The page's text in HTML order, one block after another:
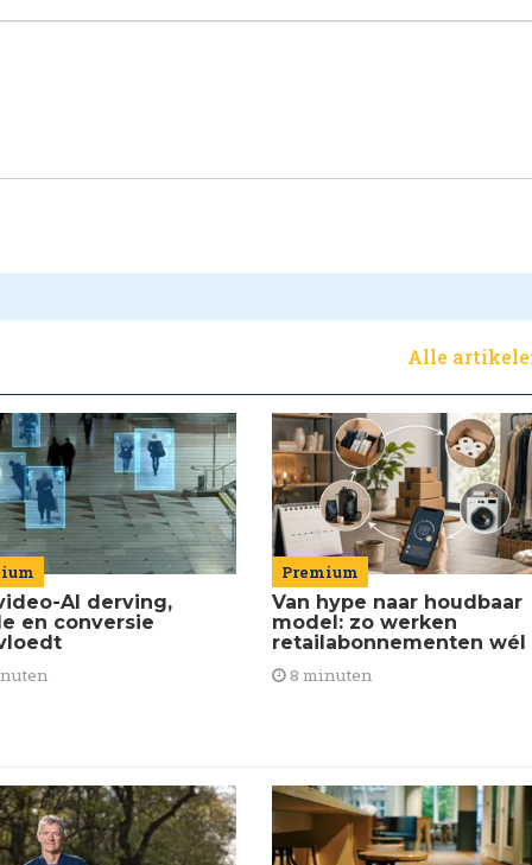
Alle
AI derving,
en conversie
Premium
Van hype naar houdbaar
model: zo werken
retailabonnementen wél
8 minuten